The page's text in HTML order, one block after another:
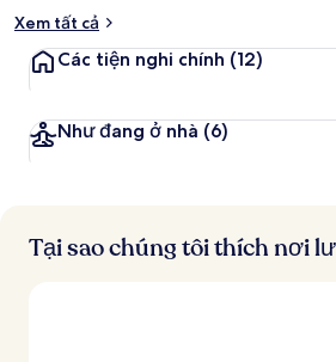
Xem tất cả
Các tiện nghi chính (12)
Như đang ở nhà (6)
Tại sao chúng tôi thích nơi